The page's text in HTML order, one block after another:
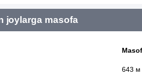
joylarga masofa
643 м